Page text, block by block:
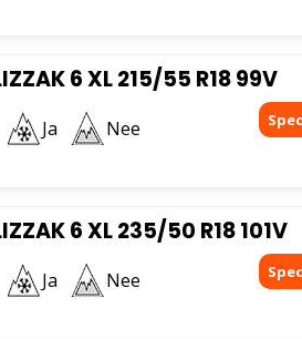
6 XL 215/55 R18 99V
Ja Nee
6 XL 235/50 R18 101V
Ja Nee